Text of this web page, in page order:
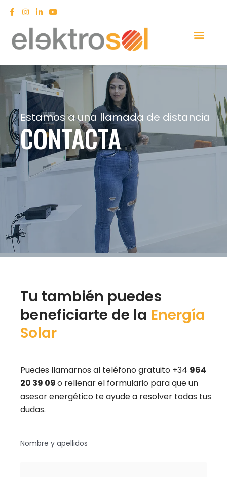
Estamos a una llamada de distancia
CONTACTA
Tu también puedes
beneficiarte de la Energía
Solar
Puedes llamarnos al teléfono gratuito +34 964
20 39 09o rellenar el formulario para que un
asesor energético te ayude a resolver todas tus
dudas.
Nombre y apellidos